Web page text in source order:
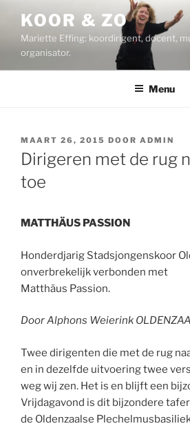
inhoud
KOOR & ZO
Mariette Effing: koordirigent, docent,
organisator.
Menu
GEPLAATST
OP
MAART 26, 2015 DOOR ADMIN
Dirigeren met de rug
toe
MATTHÄUS PASSION
Honderdjarig Stadsjongenskoor
onverbrekelijk verbonden met
Matthäus Passion.
Door Alphons Weierink
Twee dirigenten die met de rug
en in dezelfde uitvoering twee
weg wij zen. Het is en blijft een
Vrijdagavond is dit bijzondere
de Oldenzaalse